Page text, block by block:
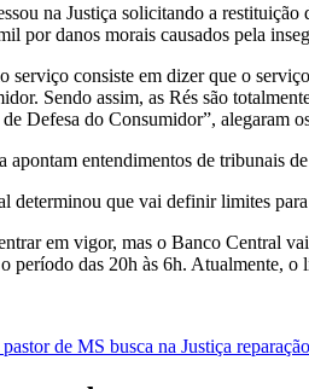
na Justiça solicitando a
por danos morais causados pela
serviço consiste em dizer que o
Sendo assim, as Rés são
Defesa do Consumidor”, alegaram
apontam entendimentos de tribunais
determinou que vai definir limites
em vigor, mas o Banco Central
período das 20h às 6h. Atualmente,
de MS busca na Justiça